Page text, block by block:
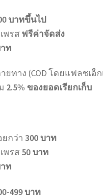
บาทขึ้นไป
พรส ฟรีค่าจัดส่ง
ท
ยทาง (COD โดยแฟลชเอ็
2.5% ของยอดเรียกเก็บ
กว่า 300 บาท
พรส 50 บาท
ท
499 บาท